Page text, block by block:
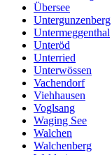
Übersee
Untergunzenberg
Untermeggenthal
Unteröd
Unterried
Unterwössen
Vachendorf
Viehhausen
Voglsang
Waging See
Walchen
Walchenberg